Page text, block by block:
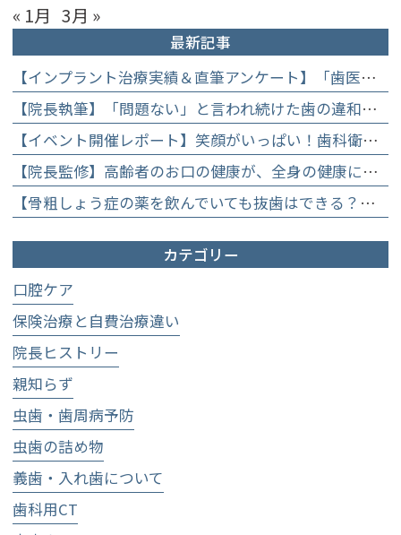
« 1月 3月 »
最新記事
【インプラント治療実績＆直筆アンケート】「歯医者が怖かった」トラウマを乗り越えて。70歳・介護士女性が手に入れた「晴れ晴れとした笑顔」と人生を支える噛み合わせ】
【院長執筆】「問題ない」と言われ続けた歯の違和感……60代女性が「80歳で20本の自前の歯」を守るために選んだ精密総合治療の全貌
【イベント開催レポート】笑顔がいっぱい！歯科衛生士×管理栄養士がお届けする「親子で楽しむむし歯になりにくいお菓子作り体験」】
【院長監修】高齢者のお口の健康が、全身の健康につながる理由。生涯おいしく食べるための「口内環境検査」とオーダーメイド予防】
【骨粗しょう症の薬を飲んでいても抜歯はできる？】顎骨壊死を防ぐために大切な口腔管理について
カテゴリー
口腔ケア
保険治療と自費治療違い
院長ヒストリー
親知らず
虫歯・歯周病予防
虫歯の詰め物
義歯・入れ歯について
歯科用CT